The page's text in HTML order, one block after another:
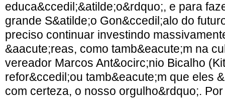
educa&ccedil;&atilde;o&rdquo;, e para
grande S&atilde;o Gon&ccedil;alo do
preciso continuar investindo
&aacute;reas, como tamb&eacute;m na
vereador Marcos Ant&ocirc;nio Bicalho
refor&ccedil;ou tamb&eacute;m que eles
com certeza, o nosso orgulho&rdquo;.